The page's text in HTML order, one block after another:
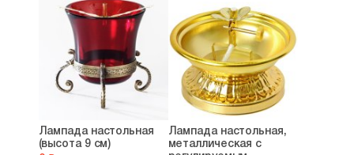
Лампада настольная
(высота 9 см)
Лампада настольная,
металлическая с